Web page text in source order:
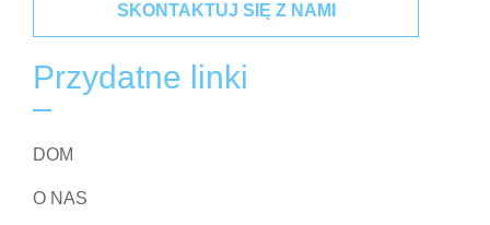
SKONTAKTUJ SIĘ Z NAMI
Przydatne linki
DOM
O NAS